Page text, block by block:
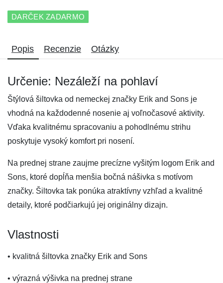
DARČEK ZADARMO
Popis Recenzie Otázky
Určenie: Nezáleží na pohlaví
Štýlová šiltovka od nemeckej značky Erik and Sons je
vhodná na každodenné nosenie aj voľnočasové aktivity.
Vďaka kvalitnému spracovaniu a pohodlnému strihu
poskytuje vysoký komfort pri nosení.
Na prednej strane zaujme precízne vyšitým logom Erik and
Sons, ktoré dopĺňa menšia bočná nášivka s motívom
značky. Šiltovka tak ponúka atraktívny vzhľad a kvalitné
detaily, ktoré podčiarkujú jej originálny dizajn.
Vlastnosti
• kvalitná šiltovka značky Erik and Sons
• výrazná výšivka na prednej strane